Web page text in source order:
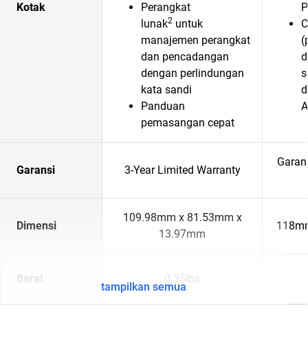
Kotak
Perangkat
lunak2 untuk
manajemen perangkat
dan pencadangan
dengan perlindungan
kata sandi
Panduan
pemasangan cepat
Garansi 3-Year Limited Warranty
Dimensi
109.98mm x 81.53mm x
13.97mm
Berat 0.35lbs
tampilkan semua